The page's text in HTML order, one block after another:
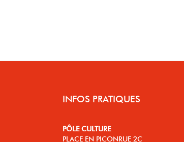
INFOS PRATIQUES
PÔLE CULTURE
PLACE EN PICONRUE 2C